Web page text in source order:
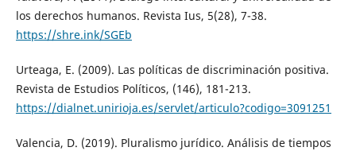
los derechos humanos. Revista Ius, 5(28), 7-38.
https://shre.ink/SGEb
Urteaga, E. (2009). Las políticas de discriminación positiva.
Revista de Estudios Políticos, (146), 181-213.
https://dialnet.unirioja.es/servlet/articulo?codigo=3091251
Valencia, D. (2019). Pluralismo jurídico. Análisis de tiempos